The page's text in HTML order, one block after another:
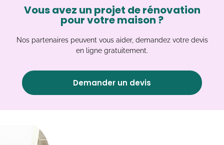
Vous avez un projet de rénovation
pour votre maison ?
Nos partenaires peuvent vous aider, demandez votre devis
en ligne gratuitement.
Demander un devis